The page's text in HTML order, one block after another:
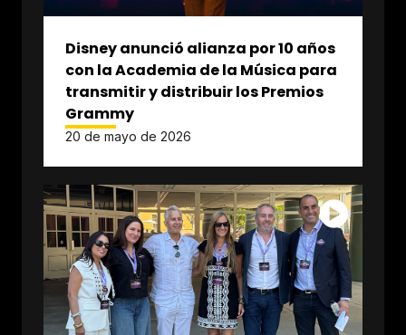
Disney anunció alianza por 10 años
con la Academia de la Música para
transmitir y distribuir los Premios
Grammy
20 de mayo de 2026